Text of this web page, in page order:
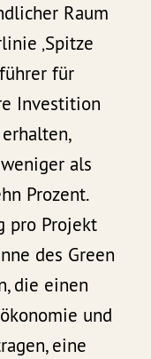
Raum
‚Spitze
für
Investition
als
Prozent.
pro Projekt
des Green
die einen
und
eine